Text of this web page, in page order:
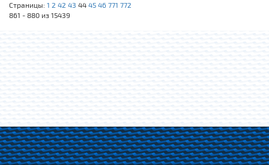
Страницы: 1 2 42 43 44 45 46 771 772
861 - 880 из 15439